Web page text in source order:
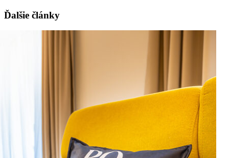
Ďalšie články